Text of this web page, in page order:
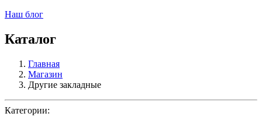
Наш блог
Каталог
Главная
Магазин
Другие закладные
Категории: